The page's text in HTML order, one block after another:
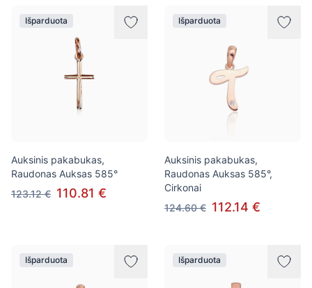
Išparduota
Auksinis pakabukas,
Raudonas Auksas 585°
123.12 € 110.81 €
Išparduota
Auksinis pakabukas,
Raudonas Auksas 585°,
Cirkonai
124.60 € 112.14 €
Išparduota Išparduota